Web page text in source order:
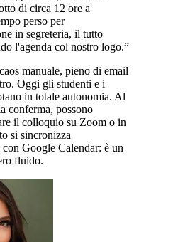
di circa 12 ore a
perso per
in segreteria, il tutto
l'agenda col nostro logo.”
manuale, pieno di email
Oggi gli studenti e i
in totale autonomia. Al
conferma, possono
il colloquio su Zoom o in
si sincronizza
con Google Calendar: è un
fluido.